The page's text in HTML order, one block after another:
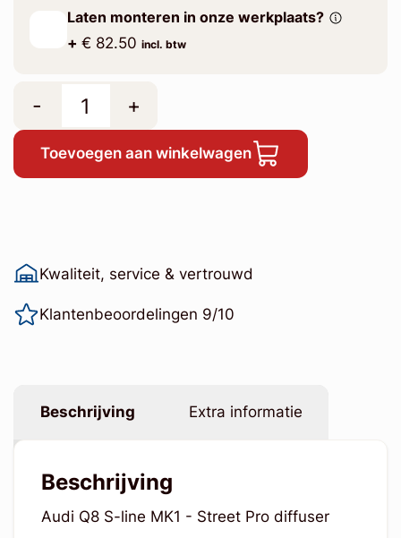
Laten monteren in onze werkplaats?
+ € 82.50 incl. btw
- +
Toevoegen aan winkelwagen
Kwaliteit, service & vertrouwd
Klantenbeoordelingen 9/10
Beschrijving Extra informatie
Beschrijving
Audi Q8 S-line MK1 - Street Pro diffuser